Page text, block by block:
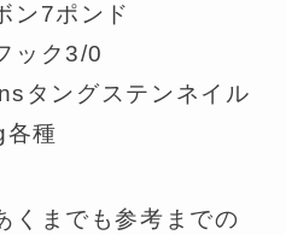
ン7ポンド
ック3/0
タングステンネイル
種
くまでも参考までの